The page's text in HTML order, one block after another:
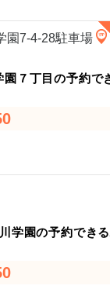
園7-4-28駐車場
７丁目の予約で
学園の予約でき